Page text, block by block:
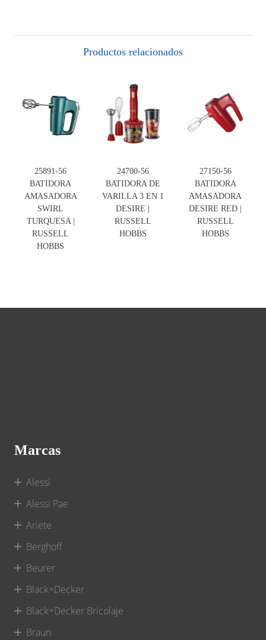
Productos relacionados
25891-56
BATIDORA
AMASADORA
SWIRL
TURQUESA |
RUSSELL
HOBBS
24700-56
BATIDORA DE
VARILLA 3 EN 1
DESIRE |
RUSSELL
HOBBS
27150-56
BATIDORA
AMASADORA
DESIRE RED |
RUSSELL
HOBBS
Marcas
Alessi
Alessi Pae
Ariete
Berghoff
Beurer
Black+Decker
Black+Decker Bricolaje
Braun